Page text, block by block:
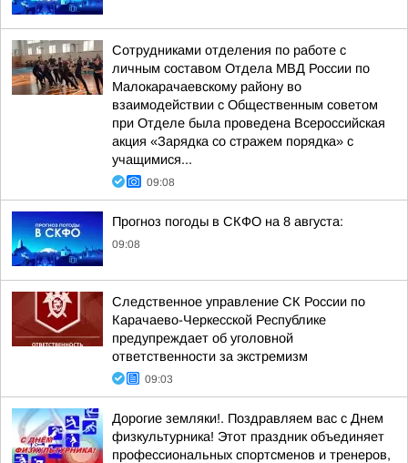
Сотрудниками отделения по работе с
личным составом Отдела МВД России по
Малокарачаевскому району во
взаимодействии с Общественным советом
при Отделе была проведена Всероссийская
акция «Зарядка со стражем порядка» с
учащимися...
09:08
Прогноз погоды в СКФО на 8 августа:
09:08
Следственное управление СК России по
Карачаево-Черкесской Республике
предупреждает об уголовной
ответственности за экстремизм
09:03
Дорогие земляки!. Поздравляем вас с Днем
физкультурника! Этот праздник объединяет
профессиональных спортсменов и тренеров,